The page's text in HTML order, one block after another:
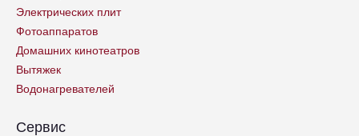
Электрических плит
Фотоаппаратов
Домашних кинотеатров
Вытяжек
Водонагревателей
Сервис